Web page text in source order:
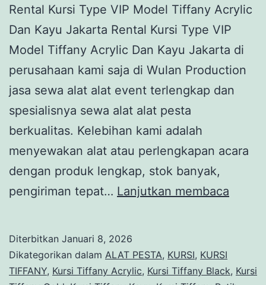
Rental Kursi Type VIP Model Tiffany Acrylic
Dan Kayu Jakarta Rental Kursi Type VIP
Model Tiffany Acrylic Dan Kayu Jakarta di
perusahaan kami saja di Wulan Production
jasa sewa alat alat event terlengkap dan
spesialisnya sewa alat alat pesta
berkualitas. Kelebihan kami adalah
menyewakan alat atau perlengkapan acara
dengan produk lengkap, stok banyak,
pengiriman tepat… Lanjutkan membaca
Model
Diterbitkan Januari 8, 2026
Dikategorikan dalam ALAT PESTA, KURSI, KURSI
TIFFANY, Kursi Tiffany Acrylic, Kursi Tiffany Black, Kursi